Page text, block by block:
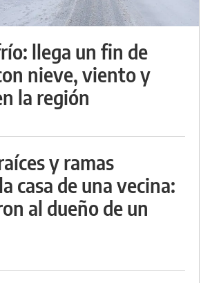
llega un fin de
nieve, viento y
la región
y ramas
casa de una vecina:
al dueño de un